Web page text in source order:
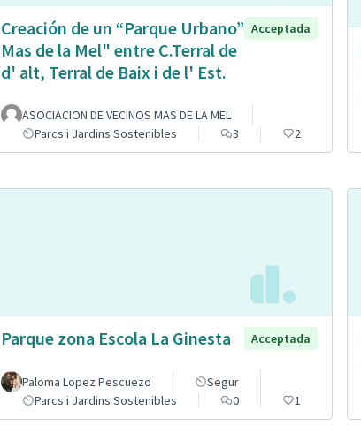
Creación de un “Parque Urbano”
Mas de la Mel" entre C.Terral de
d' alt, Terral de Baix i de l' Est.
Acceptada
ASOCIACION DE VECINOS MAS DE LA MEL
Parcs i Jardins Sostenibles
3 2
Parque zona Escola La Ginesta Acceptada
Paloma Lopez Pescuezo
Segur
Parcs i Jardins Sostenibles
0 1